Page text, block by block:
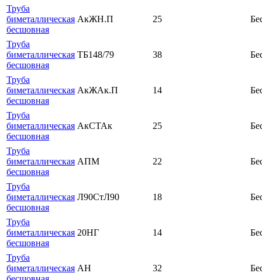
Труба
биметаллическая
бесшовная
АкЖН.П 25
Труба
биметаллическая
бесшовная
ТБ148/79 38
Труба
биметаллическая
бесшовная
АкЖАк.П 14
Труба
биметаллическая
бесшовная
АкСТАк 25
Труба
биметаллическая
бесшовная
АПМ 22
Труба
биметаллическая
бесшовная
Л90СтЛ90 18
Труба
биметаллическая
бесшовная
20НГ 14
Труба
биметаллическая АН 32